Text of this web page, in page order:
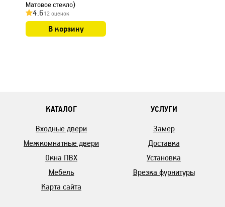
Матовое стекло)
4.612 оценок
В корзину
КАТАЛОГ
Входные двери
Межкомнатные двери
Окна ПВХ
Мебель
Карта сайта
УСЛУГИ
Замер
Доставка
Установка
Врезка фурнитуры